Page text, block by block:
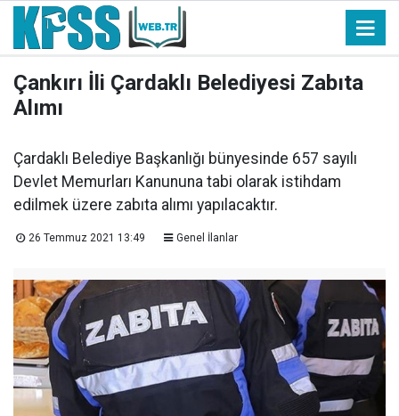
Çankırı İli Çardaklı Belediyesi Zabıta
Alımı
Çardaklı Belediye Başkanlığı bünyesinde 657 sayılı
Devlet Memurları Kanununa tabi olarak istihdam
edilmek üzere zabıta alımı yapılacaktır.
26 Temmuz 2021 13:49 Genel İlanlar